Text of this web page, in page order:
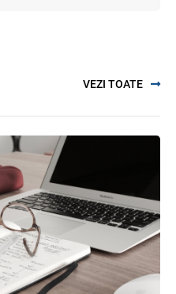
Legii auditului —
a Titlului II din
reguli pentru veniturile
pentru refacerea
resurselor
VEZI TOATE